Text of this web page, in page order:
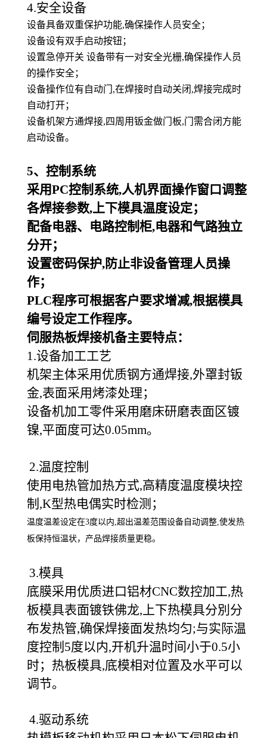
4.安全设备
设备具备双重保护功能,确保操作人员安全；
设备设有双手启动按钮；
设置急停开关 设备带有一对安全光栅,确保操作人员
的操作安全；
设备操作位有自动门,在焊接时自动关闭,焊接完成时
自动打开；
设备机架方通焊接,四周用钣金做门板,门需合闭方能
启动设备。
5、控制系统
采用PC控制系统,人机界面操作窗口调整
各焊接参数,上下模具温度设定；
配备电器、电路控制柜,电器和气路独立
分开；
设置密码保护,防止非设备管理人员操
作；
PLC程序可根据客户要求增减,根据模具
编号设定工作程序。
伺服热板焊接机备主要特点：
1.设备加工工艺
机架主体采用优质钢方通焊接,外罩封钣
金,表面采用烤漆处理；
设备机加工零件采用磨床研磨表面区镀
镍,平面度可达0.05mm。
2.温度控制
使用电热管加热方式,高精度温度模块控
制,K型热电偶实时检测；
温度温差设定在3度以内,超出温差范围设备自动调整,使发热
板保持恒温状，产品焊接质量更稳。
3.模具
底膜采用优质进口铝材CNC数控加工,热
板模具表面镀铁佛龙,上下热模具分別分
布发热管,确保焊接面发热均匀;与实际温
度控制5度以内,开机升温时间小于0.5小
时；热板模具,底模相对位置及水平可以
调节。
4.驱动系统